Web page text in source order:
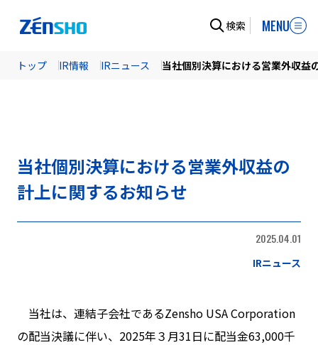
検索 MENU
トップ IR情報 IRニュース 当社個別決算における営業外収益
当社個別決算における営業外収益の
計上に関するお知らせ
2025.04.01
IRニュース
当社は、連結子会社であるZensho USA Corporation
の配当決議に伴い、2025年３月31日に配当金63,000千